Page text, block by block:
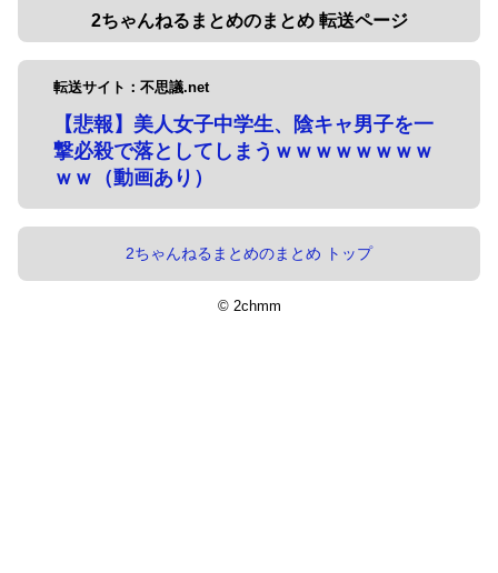
2ちゃんねるまとめのまとめ 転送ページ
転送サイト：不思議.net
【悲報】美人女子中学生、陰キャ男子を一
撃必殺で落としてしまうｗｗｗｗｗｗｗｗ
ｗｗ（動画あり）
2ちゃんねるまとめのまとめ トップ
© 2chmm